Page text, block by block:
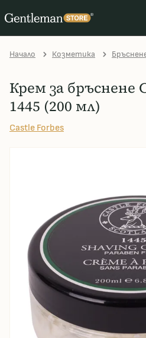
Начало Козметика
Крем за бръснене
1445 (200 мл)
Castle Forbes